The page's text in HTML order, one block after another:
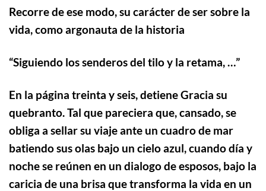
Recorre de ese modo, su carácter de ser sobre la
vida, como argonauta de la historia
“Siguiendo los senderos del tilo y la retama, …”
En la página treinta y seis, detiene Gracia su
quebranto. Tal que pareciera que, cansado, se
obliga a sellar su viaje ante un cuadro de mar
batiendo sus olas bajo un cielo azul, cuando día y
noche se reúnen en un dialogo de esposos, bajo la
caricia de una brisa que transforma la vida en un